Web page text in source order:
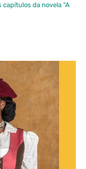
da novela “A